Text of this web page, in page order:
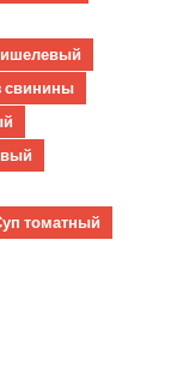
свинины
томатный